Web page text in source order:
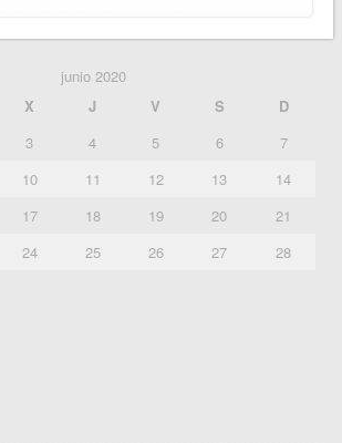
junio 2020
X J V S
D
3 4 5 6
7
10 11 12 13
14
17 18 19 20
21
24 25 26 27
28